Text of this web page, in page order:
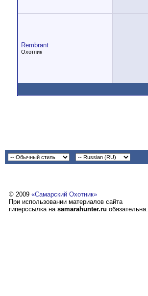
Rembrant
Охотник
© 2009 «Самарский Охотник»
При использовании материалов сайта
гиперссылка на samarahunter.ru обязательна.